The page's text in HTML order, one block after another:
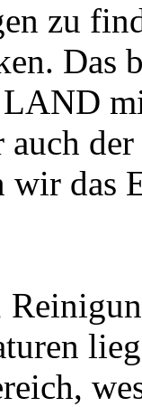
zu
Das
das